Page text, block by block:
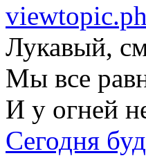
Лукавый,
Мы все
И у огней
Сегодня